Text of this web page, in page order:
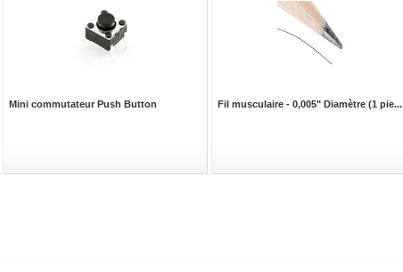
Mini commutateur Push Button Fil musculaire - 0,005" Diamètre (1 pie...